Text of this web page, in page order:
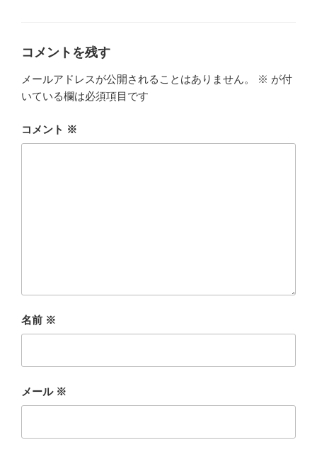
コメントを残す
メールアドレスが公開されることはありません。 ※ が付
いている欄は必須項目です
コメント ※
名前 ※
メール ※